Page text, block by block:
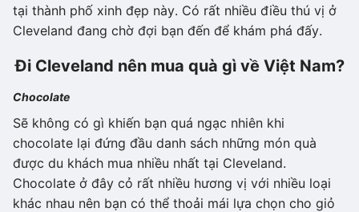
tại thành phố xinh đẹp này. Có rất nhiều điều thú vị ở
Cleveland đang chờ đợi bạn đến để khám phá đấy.
Đi Cleveland nên mua quà gì về Việt Nam?
Chocolate
Sẽ không có gì khiến bạn quá ngạc nhiên khi
chocolate lại đứng đầu danh sách những món quà
được du khách mua nhiều nhất tại Cleveland.
Chocolate ở đây cỏ rất nhiều hương vị với nhiều loại
khác nhau nên bạn có thể thoải mái lựa chọn cho giỏ